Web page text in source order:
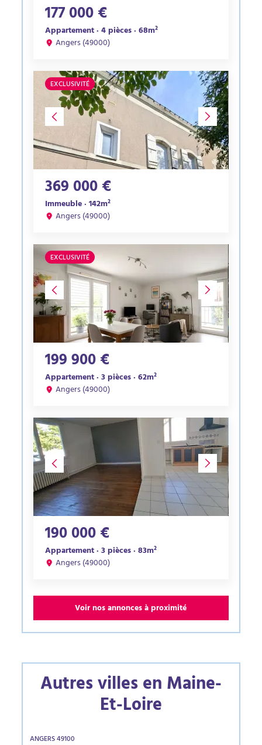
177 000 €
Appartement · 4 pièces · 68m²
Angers (49000)
EXCLUSIVITÉ
369 000 €
Immeuble · 142m²
Angers (49000)
EXCLUSIVITÉ
199 900 €
Appartement · 3 pièces · 62m²
Angers (49000)
190 000 €
Appartement · 3 pièces · 83m²
Angers (49000)
Voir nos annonces à proximité
Autres villes en Maine-
Et-Loire
ANGERS 49100